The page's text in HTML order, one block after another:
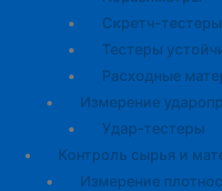
Скретч-тестеры
Тестеры
Расходные
Измерение
Удар-тестеры
Контроль сырья и
Измерение